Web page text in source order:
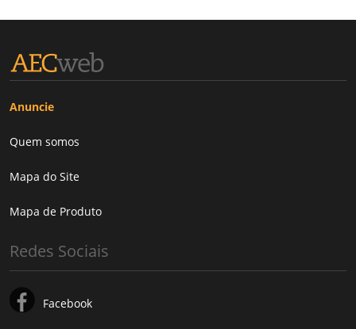
Anuncie
Quem somos
Mapa do Site
Mapa de Produto
Redes Sociais
Facebook